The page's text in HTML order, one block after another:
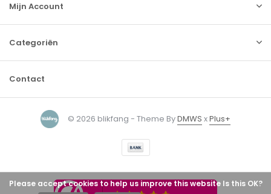
Mijn Account
Categoriën
Contact
© 2026 blikfang - Theme ByDMWS xPlus+
Please accept cookies to help us improve this website Is this OK?